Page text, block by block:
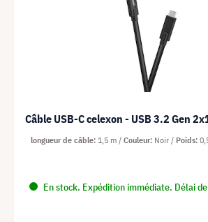
Câble USB-C celexon - USB 3.2 Gen
En stock. Expédition immédiate. Délai
longueur de câble 1,5 m Couleur Noir Poids